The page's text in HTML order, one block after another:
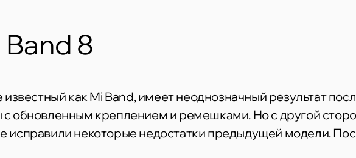
8
известный как Mi Band, имеет неоднозначный результат
с обновленным креплением и ремешками. Но с другой
исправили некоторые недостатки предыдущей модели.